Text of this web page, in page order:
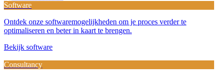
Software
Ontdek onze softwaremogelijkheden om je proces verder te
optimaliseren en beter in kaart te brengen.
Bekijk software
Consultancy